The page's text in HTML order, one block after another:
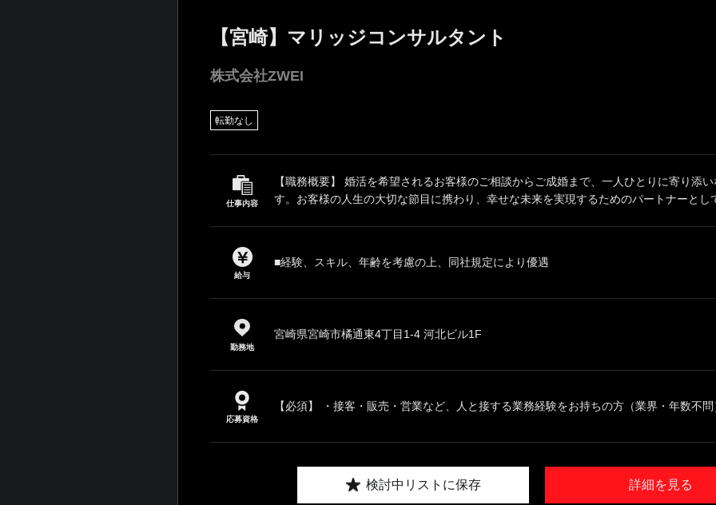
【宮崎】マリッジコンサルタント
株式会社ZWEI
転勤なし
仕事内容
【職務概要】 婚活を希望されるお客様のご相談からご成婚まで、一人ひとりに寄り添
す。お客様の人生の大切な節目に携わり、幸せな未来を実現するためのパートナーとし
給与
■経験、スキル、年齢を考慮の上、同社規定により優遇
勤務地
宮崎県宮崎市橘通東4丁目1-4 河北ビル1F
応募資格
【必須】 ・接客・販売・営業など、人と接する業務経験をお持ちの方（業界・年数不
詳細を見る
検討中リストに保存